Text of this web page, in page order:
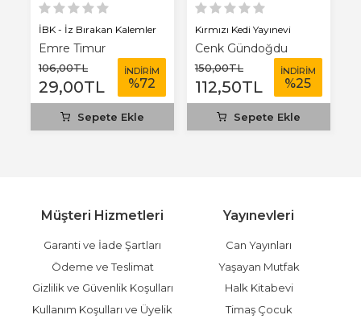
İBK - İz Bırakan Kalemler
Emre Timur
106,00TL
29,00TL
İNDİRİM
%72
Sepete Ekle
Kırmızı Kedi Yayınevi
Cenk Gündoğdu
150,00TL
112,50TL
İNDİRİM
%25
Sepete Ekle
Müşteri Hizmetleri
Garanti ve İade Şartları
Ödeme ve Teslimat
Gizlilik ve Güvenlik Koşulları
Kullanım Koşulları ve Üyelik
Yayınevleri
Can Yayınları
Yaşayan Mutfak
Halk Kitabevi
Timaş Çocuk